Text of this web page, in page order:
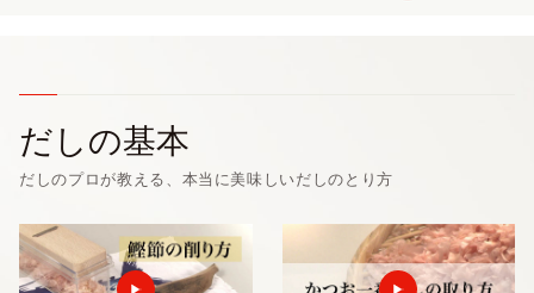
だしの基本
だしのプロが教える、本当に美味しいだしのとり方